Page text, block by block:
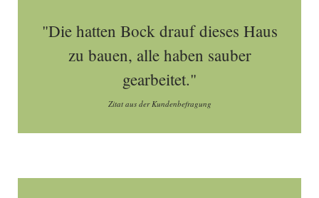
"Die hatten Bock drauf dieses Haus
zu bauen, alle haben sauber
gearbeitet."
Zitat aus der Kundenbefragung